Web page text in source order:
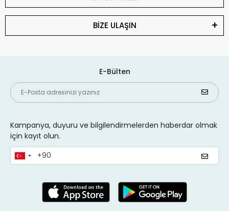
BİZE ULAŞIN
E-Bülten
Kampanya, duyuru ve bilgilendirmelerden haberdar olmak
için kayıt olun.